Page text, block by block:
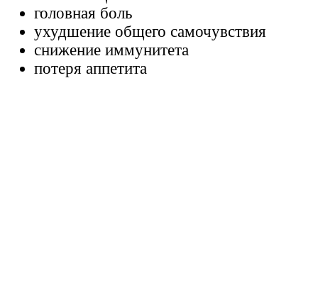
головная боль
ухудшение общего самочувствия
снижение иммунитета
потеря аппетита